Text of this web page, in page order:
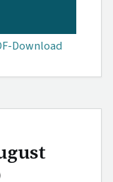
Download